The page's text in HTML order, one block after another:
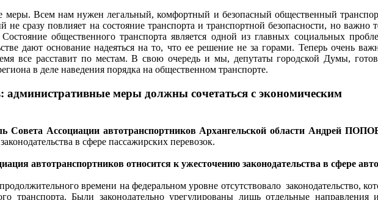
Всем нам нужен легальный, комфортный и безопасный общественный
сразу повлияет на состояние транспорта и транспортной безопасности, но важно
общественного транспорта является одной из главных социальных
дают основание надеяться на то, что ее решение не за горами. Теперь очень
все расставит по местам. В свою очередь и мы, депутаты городской Думы,
в деле наведения порядка на общественном транспорте.
административные меры должны сочетаться с экономическим
Совета Ассоциации автотранспортников Архангельской области Андрей
в сфере пассажирских перевозок.
автотранспортников относится к ужесточению законодательства в сфере
времени на федеральном уровне отсутствовало законодательство,
транспорта. Были законодательно урегулированы лишь отдельные